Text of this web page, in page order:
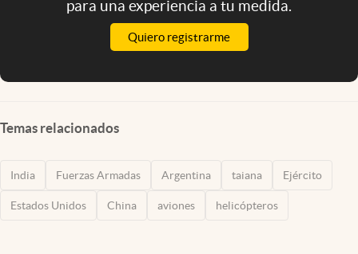
para una experiencia a tu medida.
Quiero registrarme
Temas relacionados
India Fuerzas Armadas Argentina taiana Ejército
Estados Unidos China aviones helicópteros